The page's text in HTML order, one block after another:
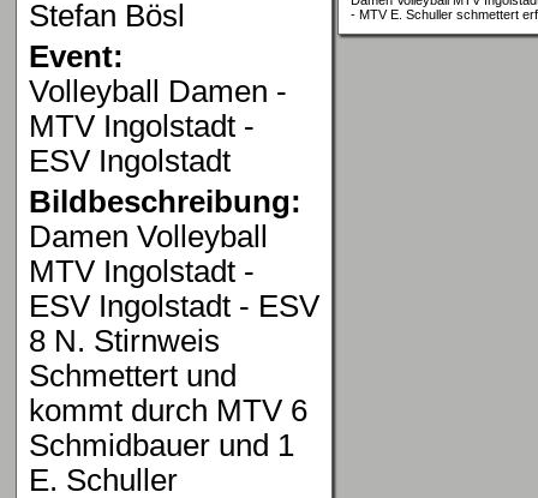
Stefan Bösl
Event:
Volleyball Damen -
MTV Ingolstadt -
ESV Ingolstadt
Bildbeschreibung:
Damen Volleyball
MTV Ingolstadt -
ESV Ingolstadt - ESV
8 N. Stirnweis
Schmettert und
kommt durch MTV 6
Schmidbauer und 1
E. Schuller
- MTV E. Schuller schmettert